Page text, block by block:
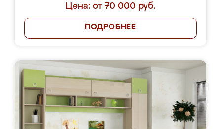
Цена: от 70 000 руб.
ПОДРОБНЕЕ